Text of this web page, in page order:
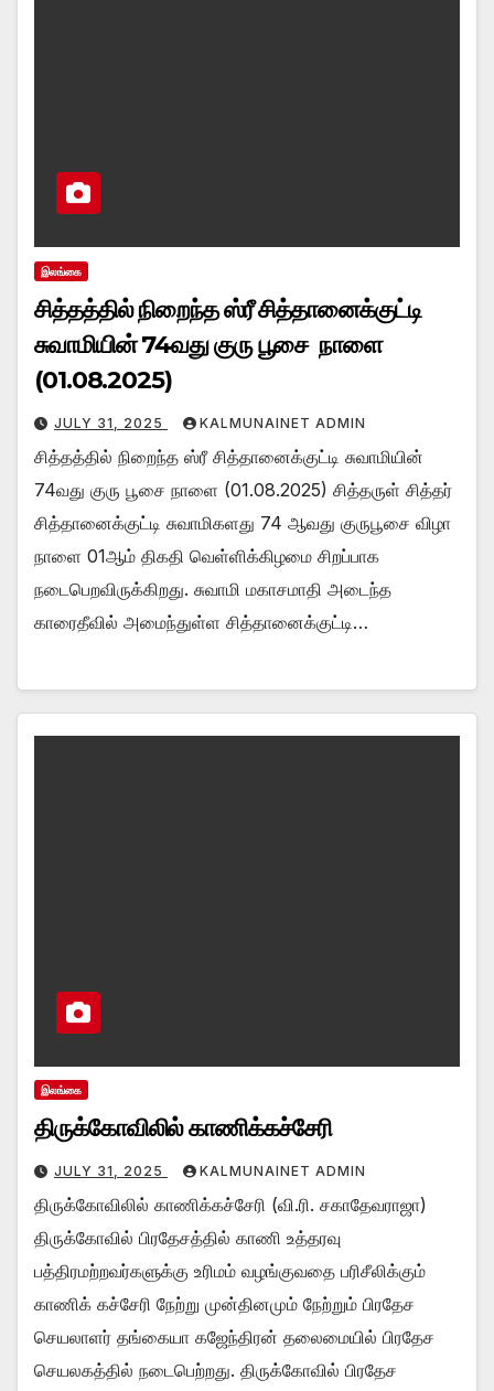
இலங்கை
சித்தத்தில் நிறைந்த ஸ்ரீ சித்தானைக்குட்டி
சுவாமியின் 74வது குரு பூசை நாளை
(01.08.2025)
JULY 31, 2025 KALMUNAINET ADMIN
சித்தத்தில் நிறைந்த ஸ்ரீ சித்தானைக்குட்டி சுவாமியின்
74வது குரு பூசை நாளை (01.08.2025) சித்தருள் சித்தர்
சித்தானைக்குட்டி சுவாமிகளது 74 ஆவது குருபூசை விழா
நாளை 01ஆம் திகதி வெள்ளிக்கிழமை சிறப்பாக
நடைபெறவிருக்கிறது. சுவாமி மகாசமாதி அடைந்த
காரைதீவில் அமைந்துள்ள சித்தானைக்குட்டி…
இலங்கை
திருக்கோவிலில் காணிக்கச்சேரி
JULY 31, 2025 KALMUNAINET ADMIN
திருக்கோவிலில் காணிக்கச்சேரி (வி.ரி. சகாதேவராஜா)
திருக்கோவில் பிரதேசத்தில் காணி உத்தரவு
பத்திரமற்றவர்களுக்கு உரிமம் வழங்குவதை பரிசீலிக்கும்
காணிக் கச்சேரி நேற்று முன்தினமும் நேற்றும் பிரதேச
செயலாளர் தங்கையா கஜேந்திரன் தலைமையில் பிரதேச
செயலகத்தில் நடைபெற்றது. திருக்கோவில் பிரதேச